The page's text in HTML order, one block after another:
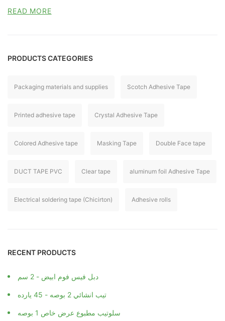
READ MORE
PRODUCTS CATEGORIES
Packaging materials and supplies Scotch Adhesive Tape
Printed adhesive tape Crystal Adhesive Tape
Colored Adhesive tape Masking Tape Double Face tape
DUCT TAPE PVC Clear tape aluminum foil Adhesive Tape
Electrical soldering tape (Chicirton) Adhesive rolls
RECENT PRODUCTS
دبل فيس فوم ابيض - 2 سم
تيب انشائي 2 بوصه - 45 يارده
سلوتيب مطبوع عرض خاص 1 بوصه